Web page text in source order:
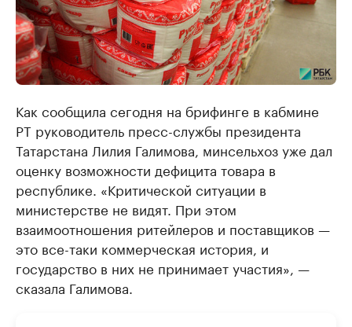
Как сообщила сегодня на брифинге в кабмине
РТ руководитель пресс-службы президента
Татарстана Лилия Галимова, минсельхоз уже дал
оценку возможности дефицита товара в
республике. «Критической ситуации в
министерстве не видят. При этом
взаимоотношения ритейлеров и поставщиков —
это все-таки коммерческая история, и
государство в них не принимает участия», —
сказала Галимова.